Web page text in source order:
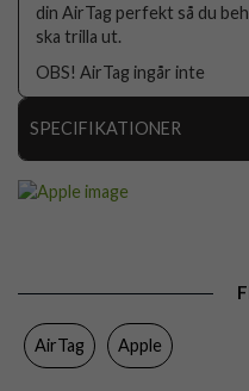
din AirTag perfekt så du
ska trilla ut.
OBS! AirTag ingår inte
SPECIFIKATIONER
Färg
AirTag Apple